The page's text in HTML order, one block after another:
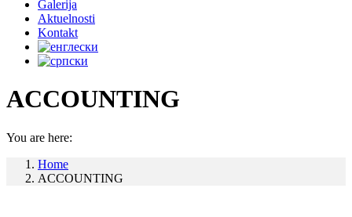
Galerija
Aktuelnosti
Kontakt
ACCOUNTING
You are here:
Home
ACCOUNTING